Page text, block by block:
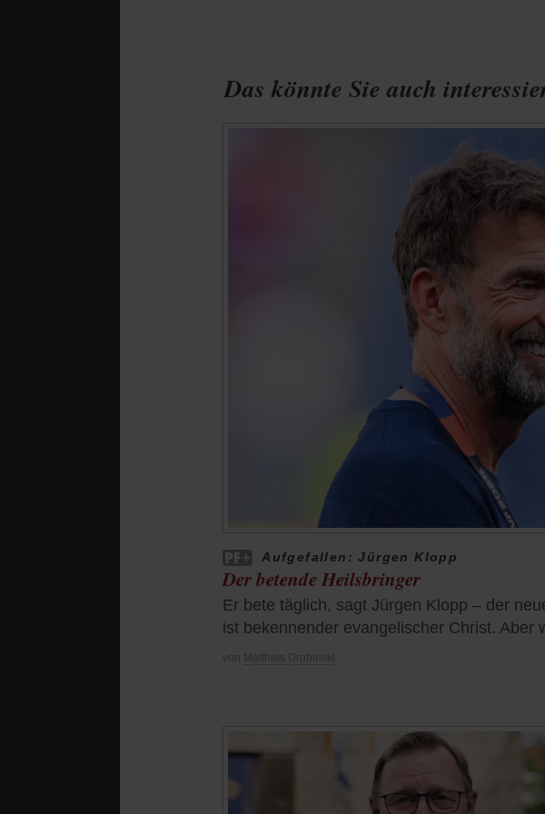
Das könnte Sie auch
Aufgefallen: Jürgen Klopp
Der betende Heilsbringer
Er bete täglich, sagt Jürgen Klopp – der
ist bekennender evangelischer Christ. Aber
von Matthias Drobinski